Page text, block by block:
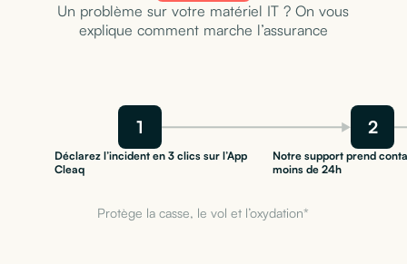
Un problème sur votre matériel IT ? On vous
explique comment marche l’assurance
1 2
Déclarez l’incident en 3 clics sur l’App
Cleaq
Notre support prend
moins de 24h
Protège la casse, le vol et l’oxydation*